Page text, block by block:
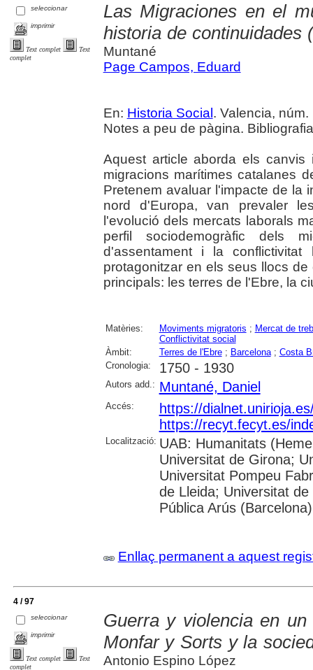
seleccionar
imprimir
Text complet
Text
complet
Las Migraciones en el
historia de continuidades
Muntané
Page Campos, Eduard
En: Historia Social . Valencia,
Notes a peu de pàgina.
Aquest article aborda els
migracions marítimes catalanes
Pretenem avaluar l'impacte de la
nord d'Europa, van prevaler
l'evolució dels mercats laborals
perfil sociodemogràfic dels
d'assentament i la
protagonitzar en els seus llocs
principals: les terres de l'Ebre, la
Matèries: Moviments migratoris ; Mercat de
Conflictivitat social
Àmbit:
Terres de l'Ebre; Barcelona; Costa
Cronologia:
1750 - 1930
Autors add.: Muntané, Daniel
Accés:
https://
https://recyt.fecyt.es/
Localització: UAB: Humanitats
Universitat de Girona;
Universitat Pompeu
de Lleida; Universitat
Pública Arús (Barcelona)
Enllaç permanent a aquest
4 / 97
seleccionar
imprimir
Text complet
Text
complet
Guerra y violencia en
Monfar y Sorts y la
Antonio Espino López